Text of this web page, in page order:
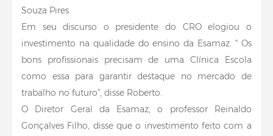
Souza Pires.
Em seu discurso o presidente do CRO elogiou o
investimento na qualidade do ensino da Esamaz. “ Os
bons profissionais precisam de uma Clínica Escola
como essa para garantir destaque no mercado de
trabalho no futuro”, disse Roberto.
O Diretor Geral da Esamaz, o professor Reinaldo
Gonçalves Filho, disse que o investimento feito com a